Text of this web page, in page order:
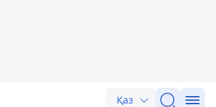
Қаз